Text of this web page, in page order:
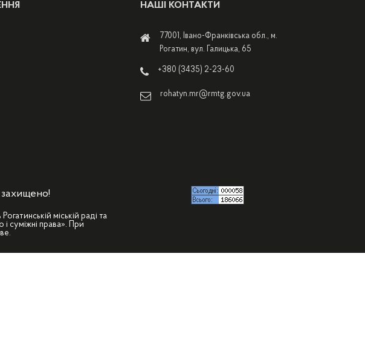
НАШІ КОНТАКТИ
77001, Івано-Франківська обл., м.
Рогатин, вул. Галицька, 65
+380 (3435) 2-23-60
rohatyn.mr@rmtg.gov.ua
захищено!
міській раді та
суміжні права». При